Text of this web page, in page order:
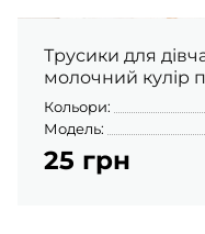
Трусики для
молочний кулір
Кольори:
Модель:
25 грн